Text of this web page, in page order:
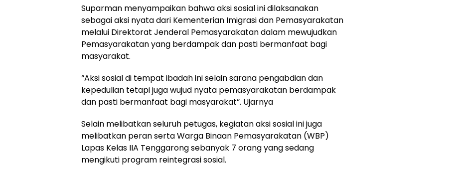
Suparman menyampaikan bahwa aksi sosial ini dilaksanakan
sebagai aksi nyata dari Kementerian Imigrasi dan Pemasyarakatan
melalui Direktorat Jenderal Pemasyarakatan dalam mewujudkan
Pemasyarakatan yang berdampak dan pasti bermanfaat bagi
masyarakat.
“Aksi sosial di tempat ibadah ini selain sarana pengabdian dan
kepedulian tetapi juga wujud nyata pemasyarakatan berdampak
dan pasti bermanfaat bagi masyarakat”. Ujarnya
Selain melibatkan seluruh petugas, kegiatan aksi sosial ini juga
melibatkan peran serta Warga Binaan Pemasyarakatan (WBP)
Lapas Kelas IIA Tenggarong sebanyak 7 orang yang sedang
mengikuti program reintegrasi sosial.